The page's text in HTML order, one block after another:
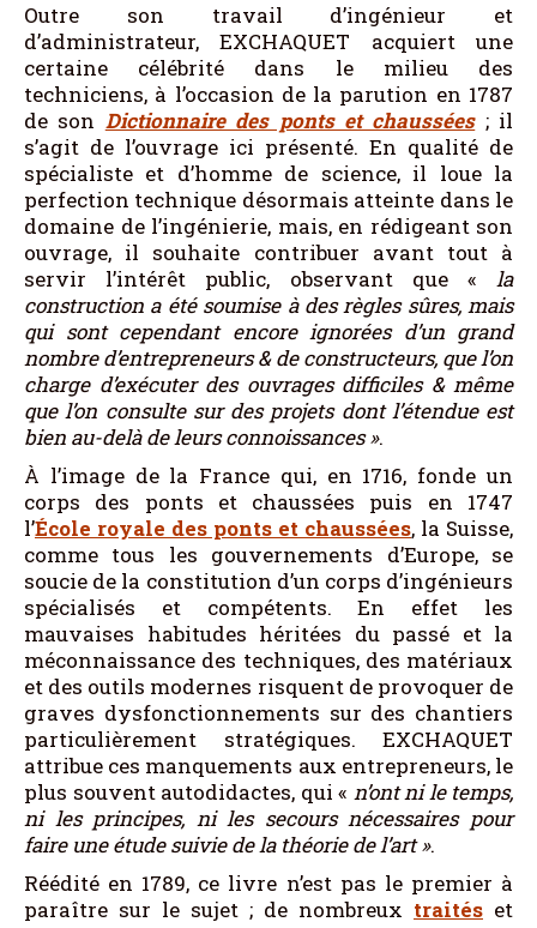
Outre son travail d’ingénieur et
d’administrateur, EXCHAQUET acquiert une
certaine célébrité dans le milieu des
techniciens, à l’occasion de la parution en 1787
de son Dictionnaire des ponts et chaussées; il
s’agit de l’ouvrage ici présenté. En qualité de
spécialiste et d’homme de science, il loue la
perfection technique désormais atteinte dans le
domaine de l’ingénierie, mais, en rédigeant son
ouvrage, il souhaite contribuer avant tout à
servir l’intérêt public, observant que « la
construction a été soumise à des règles sûres, mais
qui sont cependant encore ignorées d’un grand
nombre d’entrepreneurs & de constructeurs, que l’on
charge d’exécuter des ouvrages difficiles & même
que l’on consulte sur des projets dont l’étendue est
bien au-delà de leurs connoissances».
À l’image de la France qui, en 1716, fonde un
corps des ponts et chaussées puis en 1747
l’École royale des ponts et chaussées, la Suisse,
comme tous les gouvernements d’Europe, se
soucie de la constitution d’un corps d’ingénieurs
spécialisés et compétents. En effet les
mauvaises habitudes héritées du passé et la
méconnaissance des techniques, des matériaux
et des outils modernes risquent de provoquer de
graves dysfonctionnements sur des chantiers
particulièrement stratégiques. EXCHAQUET
attribue ces manquements aux entrepreneurs, le
plus souvent autodidactes, qui « n’ont ni le temps,
ni les principes, ni les secours nécessaires pour
faire une étude suivie de la théorie de l’art».
Réédité en 1789, ce livre n’est pas le premier à
paraître sur le sujet ; de nombreux traités et